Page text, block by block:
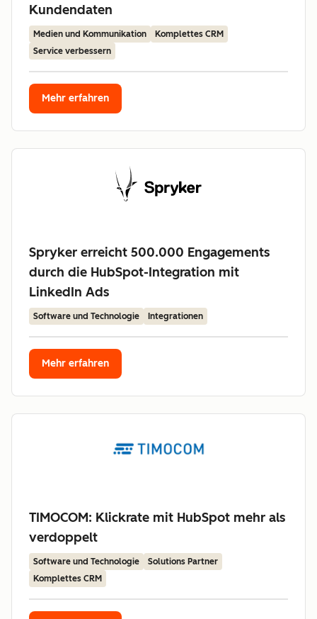
Kundendaten
Medien und Kommunikation
Komplettes CRM
Service verbessern
Mehr erfahren
Spryker erreicht 500.000 Engagements
durch die HubSpot-Integration mit
LinkedIn Ads
Software und Technologie Integrationen
Mehr erfahren
TIMOCOM: Klickrate mit HubSpot mehr als
verdoppelt
Software und Technologie
Solutions Partner
Komplettes CRM